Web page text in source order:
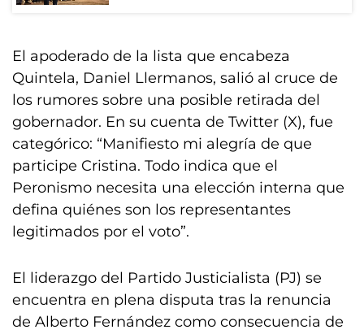
El apoderado de la lista que encabeza
Quintela, Daniel Llermanos, salió al cruce de
los rumores sobre una posible retirada del
gobernador. En su cuenta de Twitter (X), fue
categórico: “Manifiesto mi alegría de que
participe Cristina. Todo indica que el
Peronismo necesita una elección interna que
defina quiénes son los representantes
legitimados por el voto”.
El liderazgo del Partido Justicialista (PJ) se
encuentra en plena disputa tras la renuncia
de Alberto Fernández como consecuencia de